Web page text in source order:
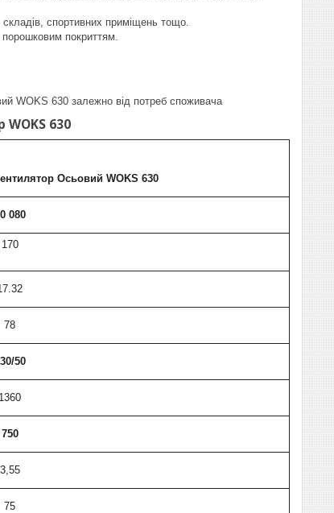
спортивних приміщень тощо.
порошковим покриттям.
WOKS 630 залежно від потреб споживача
630
Осьовий WOKS 630
080
170
78
50
1360
750
3,55
75